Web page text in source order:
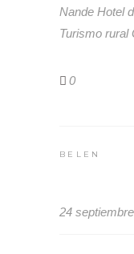
Nande Hotel
Turismo rural
0
BELEN
24